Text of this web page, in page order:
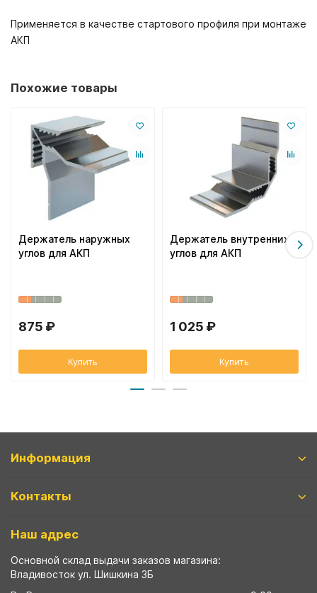
Применяется в качестве стартового профиля при монтаже
АКП
Похожие товары
Держатель наружных
углов для АКП
875 ₽
Купить
Держатель внутренних
углов для АКП
1 025 ₽
Купить
Информация
Контакты
Наш адрес
Основной склад выдачи заказов магазина:
Владивосток ул. Шишкина 3Б